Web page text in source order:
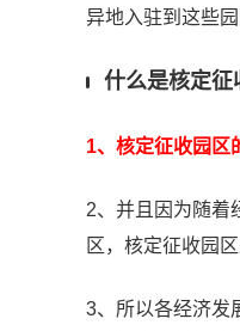
异地入驻到这些
什么是核定征
1、核定征收园区
2、并且因为随着
区，核定征收园
3、所以各经济发